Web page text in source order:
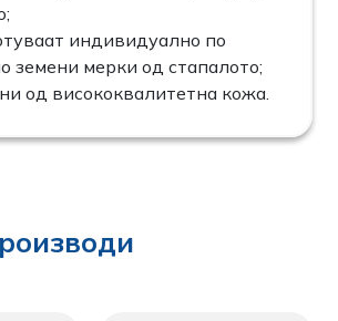
индивидуално по
земени мерки од стапалото;
од висококвалитетна кожа.